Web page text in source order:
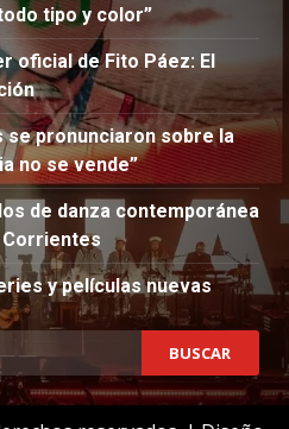
tipo y color”
oficial de Fito Páez: El
pronunciaron sobre la
no se vende”
de danza contemporánea
y películas nuevas